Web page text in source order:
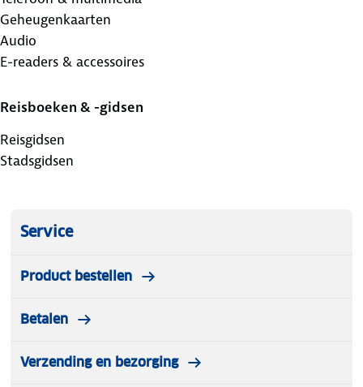
Geheugenkaarten
Audio
E-readers & accessoires
Reisboeken & -gidsen
Reisgidsen
Stadsgidsen
Service
Product bestellen
Betalen
Verzending en bezorging